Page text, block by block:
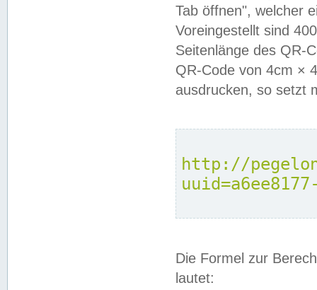
Tab öffnen", welcher
Voreingestellt sind
Seitenlänge des QR-
QR-Code von 4cm ×
ausdrucken, so setzt
http://
Die Formel zur
lautet: